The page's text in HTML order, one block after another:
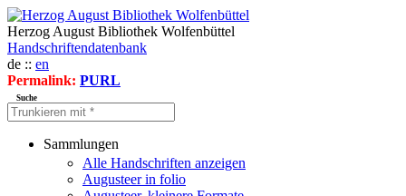
Herzog August Bibliothek Wolfenbüttel
Handschriftendatenbank
de :: en
Permalink: PURL
Suche
Sammlungen
Alle Handschriften anzeigen
Augusteer in folio